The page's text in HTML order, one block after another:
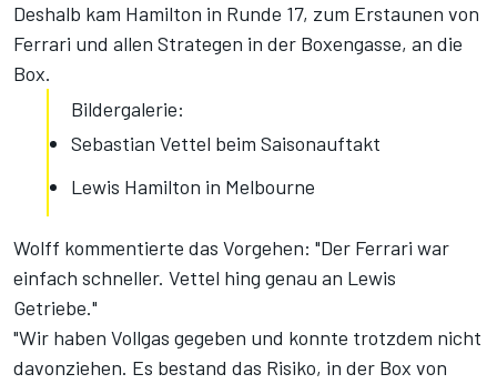
Deshalb kam Hamilton in Runde 17, zum Erstaunen von
Ferrari und allen Strategen in der Boxengasse, an die
Box.
Bildergalerie:
Sebastian Vettel beim Saisonauftakt
Lewis Hamilton in Melbourne
Wolff kommentierte das Vorgehen: "Der Ferrari war
einfach schneller. Vettel hing genau an Lewis
Getriebe."
"Wir haben Vollgas gegeben und konnte trotzdem nicht
davonziehen. Es bestand das Risiko, in der Box von